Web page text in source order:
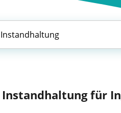
Instandhaltung für